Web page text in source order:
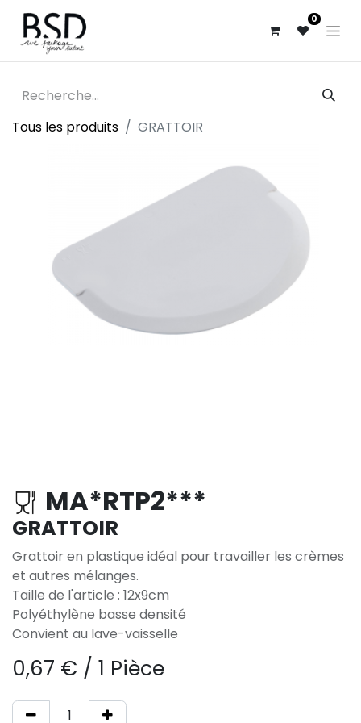
0
Tous les produits GRATTOIR
MA*RTP2***
GRATTOIR
Grattoir en plastique idéal pour travailler les crèmes
et autres mélanges.
Taille de l'article : 12x9cm
Polyéthylène basse densité
Convient au lave-vaisselle
0,67 € / 1 Pièce